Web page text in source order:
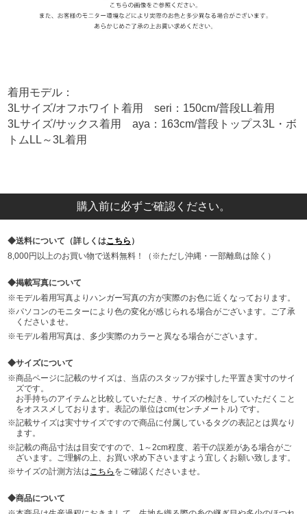
着用モデル：
3Lサイズ/オフホワイト着用 seri：150cm/普段LL着用
3Lサイズ/サックス着用 aya：163cm/普段トップス3L・ボ
トムLL～3L着用
購入前に必ずご確認ください。
送料について（詳しくはこちら ）
8,000円以上のお買い物で送料無料！（※ただし沖縄・一部離島は除く）
掲載写真について
モデル着用写真よりハンガー写真の方が実際のお色に近くなっております。
パソコンのモニターにより色の変化が感じられる場合がございます。ご了承
くださいませ。
モデル着用写真は、多少実際のカラーと異なる場合がございます。
サイズについて
商品ページに記載のサイズは、当店のスタッフが採寸した平置き実寸のサイ
ズです。
お手持ちのアイテムと比較していただき、サイズの検討をしていただくこと
をオススメしております。表記の単位はcm(センチメートル) です。
記載サイズは実寸サイズですので商品に付属しているタグの表記とは異なり
ます。
記載の商品寸法は目安ですので、1～2cm程度、若干の誤差がある場合がご
ざいます。ご理解の上、お買い求め下さいますよう宜しくお願い致します。
サイズの計測方法はこちら をご確認くださいませ。
商品について